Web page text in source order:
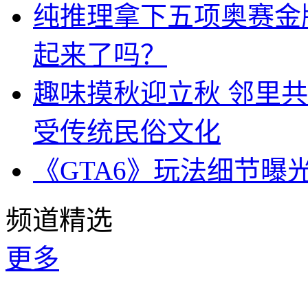
纯推理拿下五项奥赛
起来了吗？
趣味摸秋迎立秋 邻里
受传统民俗文化
《GTA6》玩法细节
频道精选
更多